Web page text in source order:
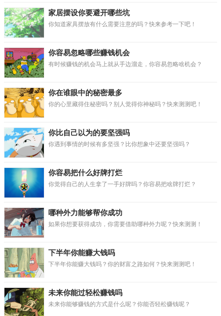
家居摆设你要避开哪些坑
你知道家具摆放有什么需要注意的吗？快来参考一下吧！
你容易忽略哪些赚钱机会
有时候赚钱的机会马上就从手边溜走，你容易忽略啥机会？
你在谁眼中的秘密最多
你的心里藏得住秘密吗？别人觉得你神秘吗？快来测测吧！
你比自己以为的要坚强吗
你遇到事情的时候有多坚强？比你想象中还要坚强吗？
你容易把什么好牌打烂
你觉得自己的人生拿了一手好牌吗？你容易把啥牌打烂？
哪种外力能够帮你成功
如果你想要获得成功，你需要借助哪种外力呢？快来测测！
下半年你能赚大钱吗
下半年你能赚大钱吗？你的财富之路如何？快来测测吧！
未来你能过轻松赚钱吗
未来你能够赚钱的方式是什么呢？你能否轻松赚钱呢？